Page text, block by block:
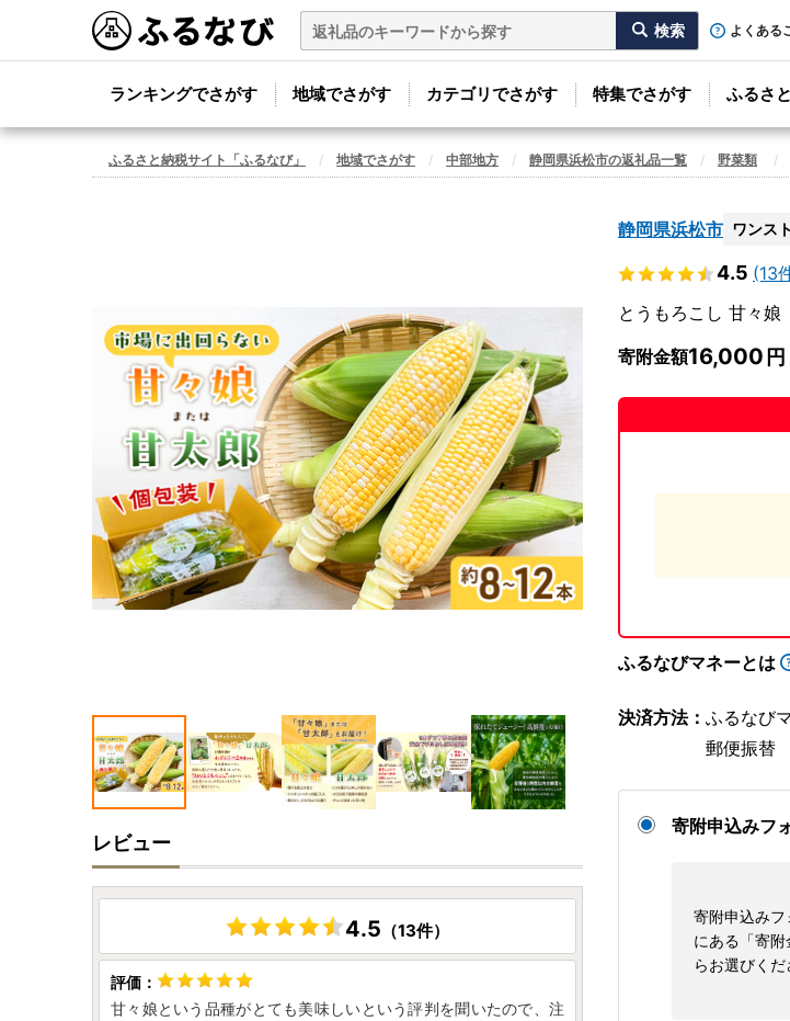
よくある
ランキングでさがす 地域でさがす カテゴリでさがす 特集でさがす ふるさ
ふるさと納税サイト「ふるなび」 地域でさがす 中部地方 静岡県浜松市の返礼品一覧 野菜類
静岡県浜松市 ワンス
4.5 (13
とうもろこし 甘々娘
寄附金額16,000
ふるなびマネーとは
決済方法： ふるなび
郵便振替
寄附申込みフ
寄附申込み
にある「寄
らお選びくだ
レビュー
4.5 （13件）
甘々娘という品種がとても美味しいという評判を聞いたので、注